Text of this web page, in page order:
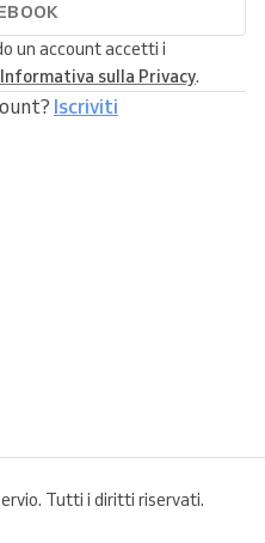
un account accetti i
sulla Privacy.
Iscriviti
Tutti i diritti riservati.